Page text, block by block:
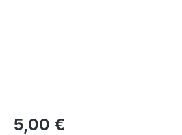
Regulärer Preis:
5,00 €